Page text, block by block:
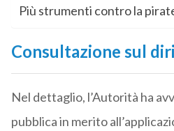
Più strumenti contro la
Consultazione sul
Nel dettaglio, l’Autorità ha
pubblica in merito